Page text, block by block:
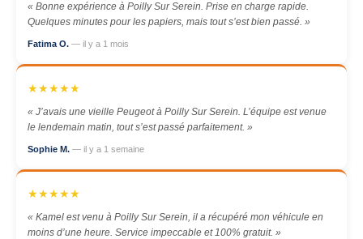
« Bonne expérience à Poilly Sur Serein. Prise en charge rapide.
Quelques minutes pour les papiers, mais tout s’est bien passé. »
Fatima O. — il y a 1 mois
★★★★★
« J’avais une vieille Peugeot à Poilly Sur Serein. L’équipe est venue
le lendemain matin, tout s’est passé parfaitement. »
Sophie M. — il y a 1 semaine
★★★★★
« Kamel est venu à Poilly Sur Serein, il a récupéré mon véhicule en
moins d’une heure. Service impeccable et 100% gratuit. »